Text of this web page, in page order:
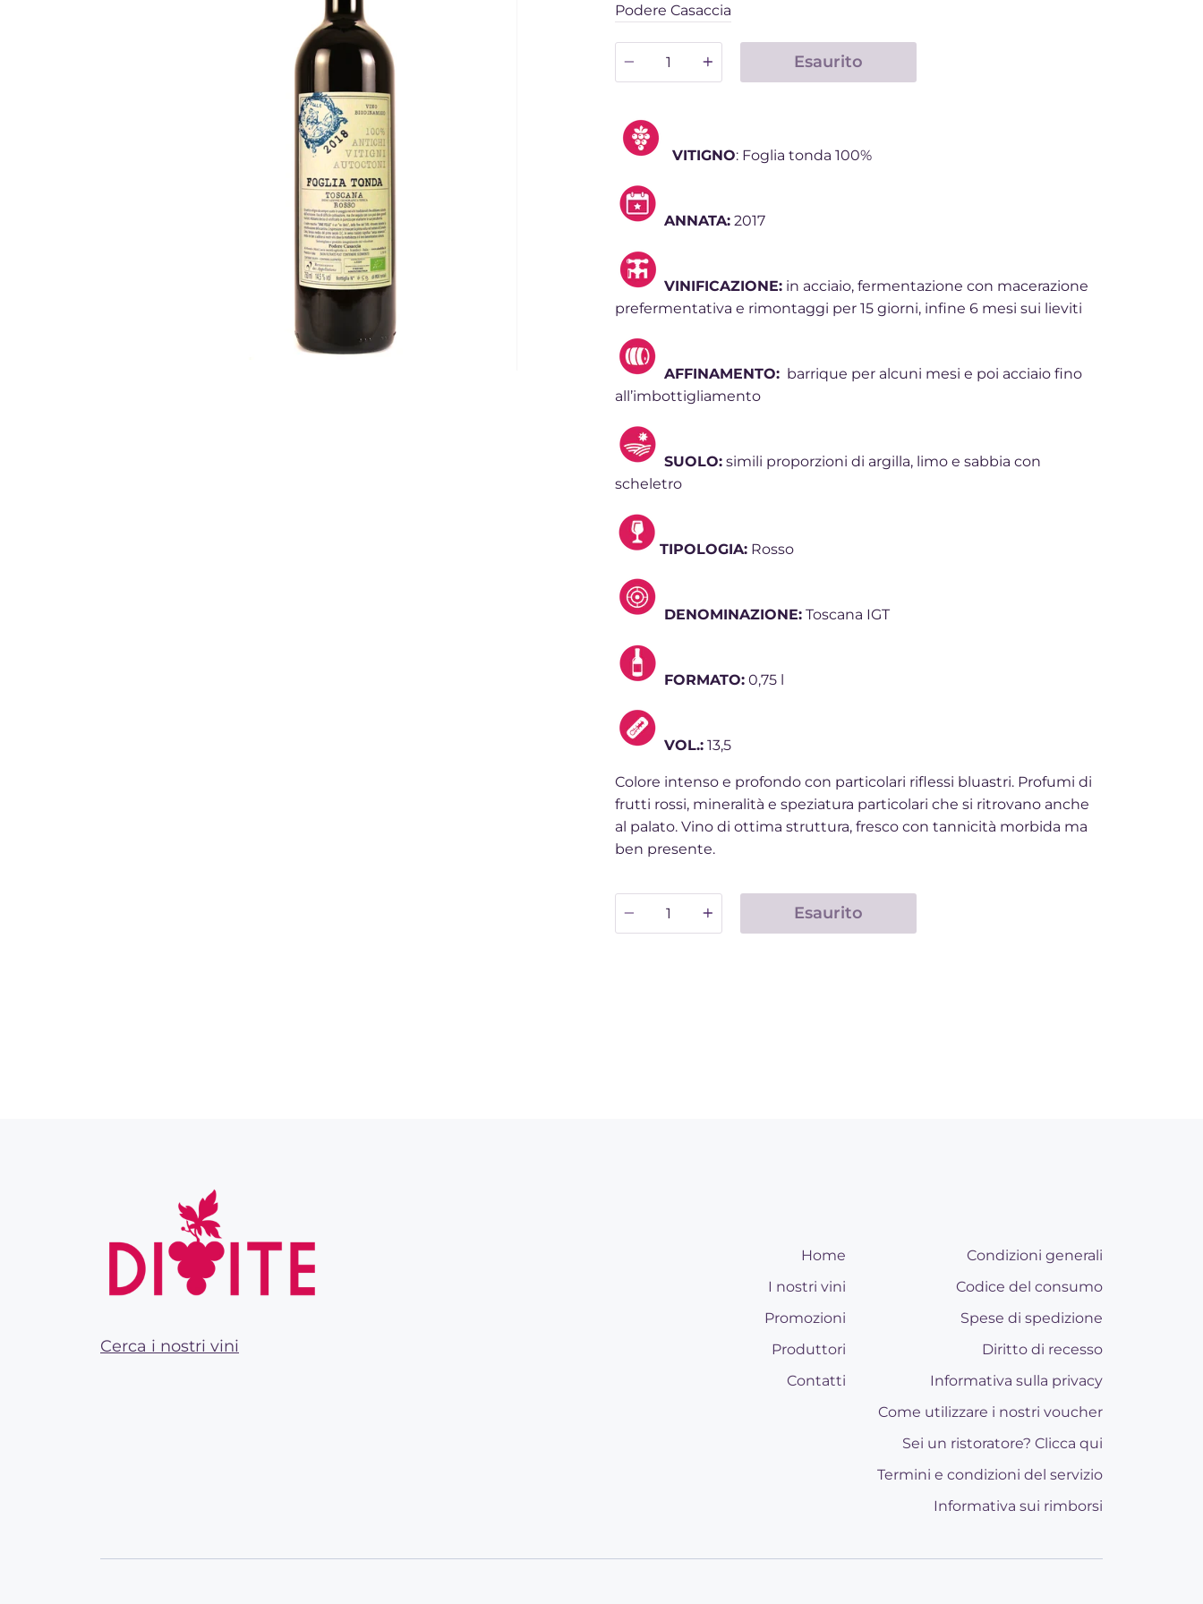
Podere Casaccia
Quantità
Esaurito
VITIGNO: Foglia tonda 100%
ANNATA: 2017
VINIFICAZIONE: in acciaio, fermentazione con macerazione
prefermentativa e rimontaggi per 15 giorni, infine 6 mesi sui lieviti
AFFINAMENTO: barrique per alcuni mesi e poi acciaio fino
all’imbottigliamento
SUOLO: simili proporzioni di argilla, limo e sabbia con
scheletro
TIPOLOGIA: Rosso
DENOMINAZIONE: Toscana IGT
FORMATO: 0,75 l
VOL.: 13,5
Colore intenso e profondo con particolari riflessi bluastri. Profumi di
frutti rossi, mineralità e speziatura particolari che si ritrovano anche
al palato. Vino di ottima struttura, fresco con tannicità morbida ma
ben presente.
Quantità
Esaurito
Cerca i nostri vini
Home
I nostri vini
Promozioni
Produttori
Contatti
Condizioni generali
Codice del consumo
Spese di spedizione
Diritto di recesso
Informativa sulla privacy
Come utilizzare i nostri voucher
Sei un ristoratore? Clicca qui
Termini e condizioni del servizio
Informativa sui rimborsi